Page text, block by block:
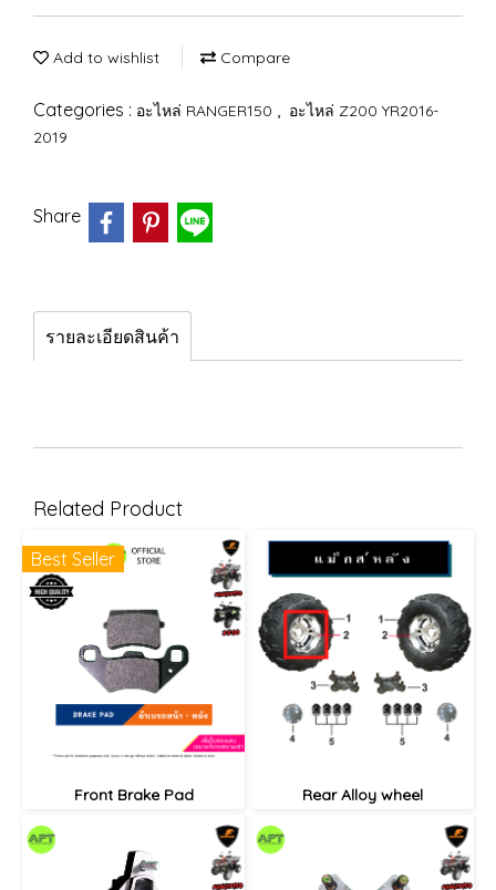
Add to wishlist Compare
Categories : อะไหล่ RANGER150 , อะไหล่ Z200 YR2016-
2019
Share
รายละเอียดสินค้า
Related Product
Best Seller
Front Brake Pad Rear Alloy wheel